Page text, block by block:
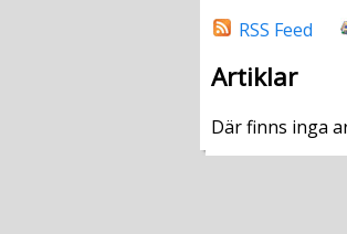
RSS Feed
Artiklar
Där finns inga